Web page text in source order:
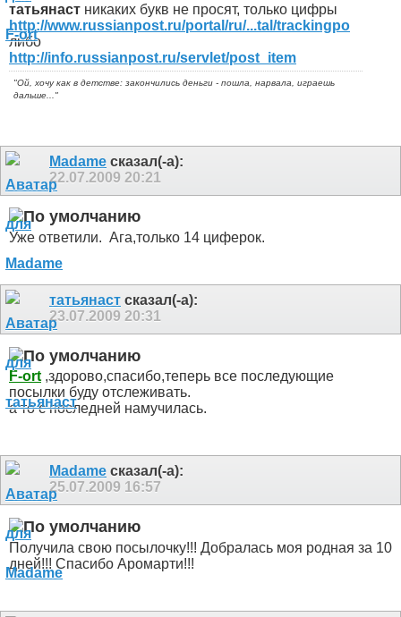
татьянаст никаких букв не просят, только цифры
http://www.russianpost.ru/portal/ru/...tal/trackingpo
либо
http://info.russianpost.ru/servlet/post_item
"Ой, хочу как в детстве: закончились деньги - пошла, нарвала, играешь
дальше..."
Madame сказал(-а):
22.07.2009 20:21
Уже ответили. Ага,только 14 циферок.
татьянаст сказал(-а):
23.07.2009 20:31
F-ort ,здорово,спасибо,теперь все последующие
посылки буду отслеживать.
а то с последней намучилась.
Madame сказал(-а):
25.07.2009 16:57
Получила свою посылочку!!! Добралась моя родная за 10
дней!!! Спасибо Аромарти!!!